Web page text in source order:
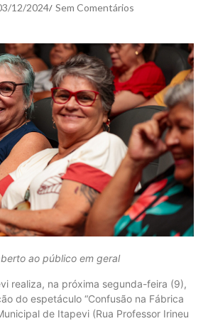
12/2024/ Sem Comentários
ao público em geral
realiza, na próxima segunda-feira (9),
do espetáculo “Confusão na Fábrica
de Itapevi (Rua Professor Irineu